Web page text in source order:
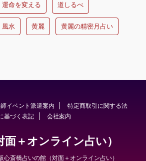
運命を変える 道しるべ
風水 黄麗 黄麗の精密月占い
イベント派遣案内
特定商取引に関する法
基づく表記
会社案内
面＋オンライン占い）
心斎橋占いの館（対面＋オンライン占い）